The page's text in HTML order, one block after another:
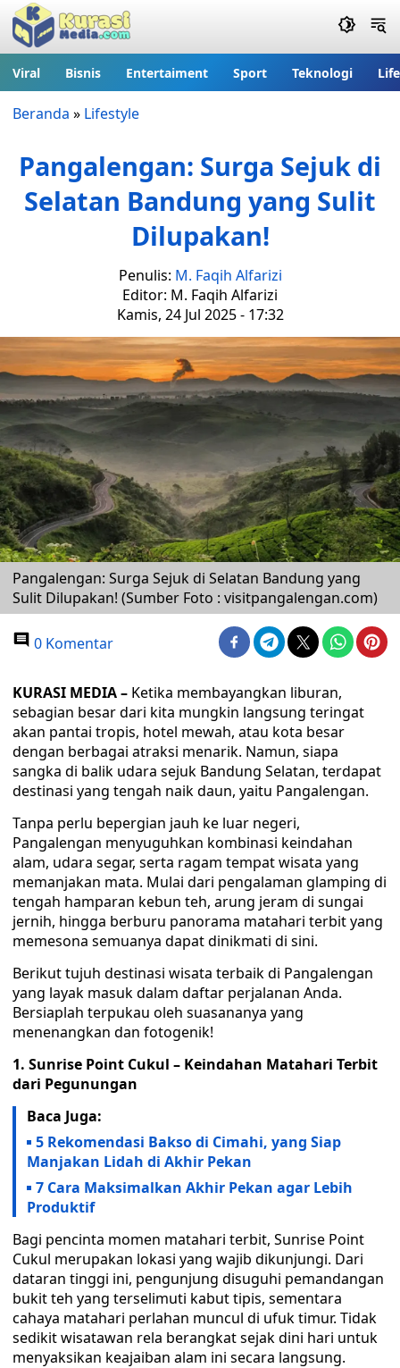
Viral Bisnis Entertaiment Sport Teknologi
Beranda » Lifestyle
Pangalengan: Surga Sejuk di
Selatan Bandung yang Sulit
Dilupakan!
Penulis: M. Faqih Alfarizi
Editor: M. Faqih Alfarizi
Kamis, 24 Jul 2025 - 17:32
Pangalengan: Surga Sejuk di Selatan Bandung yang
Sulit Dilupakan! (Sumber Foto : visitpangalengan.com)
0 Komentar
KURASI MEDIA – Ketika membayangkan liburan,
sebagian besar dari kita mungkin langsung teringat
akan pantai tropis, hotel mewah, atau kota besar
dengan berbagai atraksi menarik. Namun, siapa
sangka di balik udara sejuk Bandung Selatan, terdapat
destinasi yang tengah naik daun, yaitu Pangalengan.
Tanpa perlu bepergian jauh ke luar negeri,
Pangalengan menyuguhkan kombinasi keindahan
alam, udara segar, serta ragam tempat wisata yang
memanjakan mata. Mulai dari pengalaman glamping di
tengah hamparan kebun teh, arung jeram di sungai
jernih, hingga berburu panorama matahari terbit yang
memesona semuanya dapat dinikmati di sini.
Berikut tujuh destinasi wisata terbaik di Pangalengan
yang layak masuk dalam daftar perjalanan Anda.
Bersiaplah terpukau oleh suasananya yang
menenangkan dan fotogenik!
1. Sunrise Point Cukul – Keindahan Matahari Terbit
dari Pegunungan
Baca Juga:
5 Rekomendasi Bakso di Cimahi, yang Siap
Manjakan Lidah di Akhir Pekan
7 Cara Maksimalkan Akhir Pekan agar Lebih
Produktif
Bagi pencinta momen matahari terbit, Sunrise Point
Cukul merupakan lokasi yang wajib dikunjungi. Dari
dataran tinggi ini, pengunjung disuguhi pemandangan
bukit teh yang terselimuti kabut tipis, sementara
cahaya matahari perlahan muncul di ufuk timur. Tidak
sedikit wisatawan rela berangkat sejak dini hari untuk
menyaksikan keajaiban alam ini secara langsung.